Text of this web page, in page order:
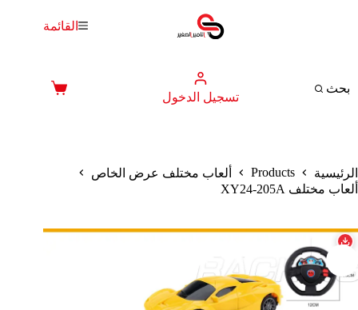
القائمة
بحث
تسجيل الدخول
عربة
الرئيسية Products
ألعاب مختلف عرض الخاص
ألعاب مختلف XY24-205A